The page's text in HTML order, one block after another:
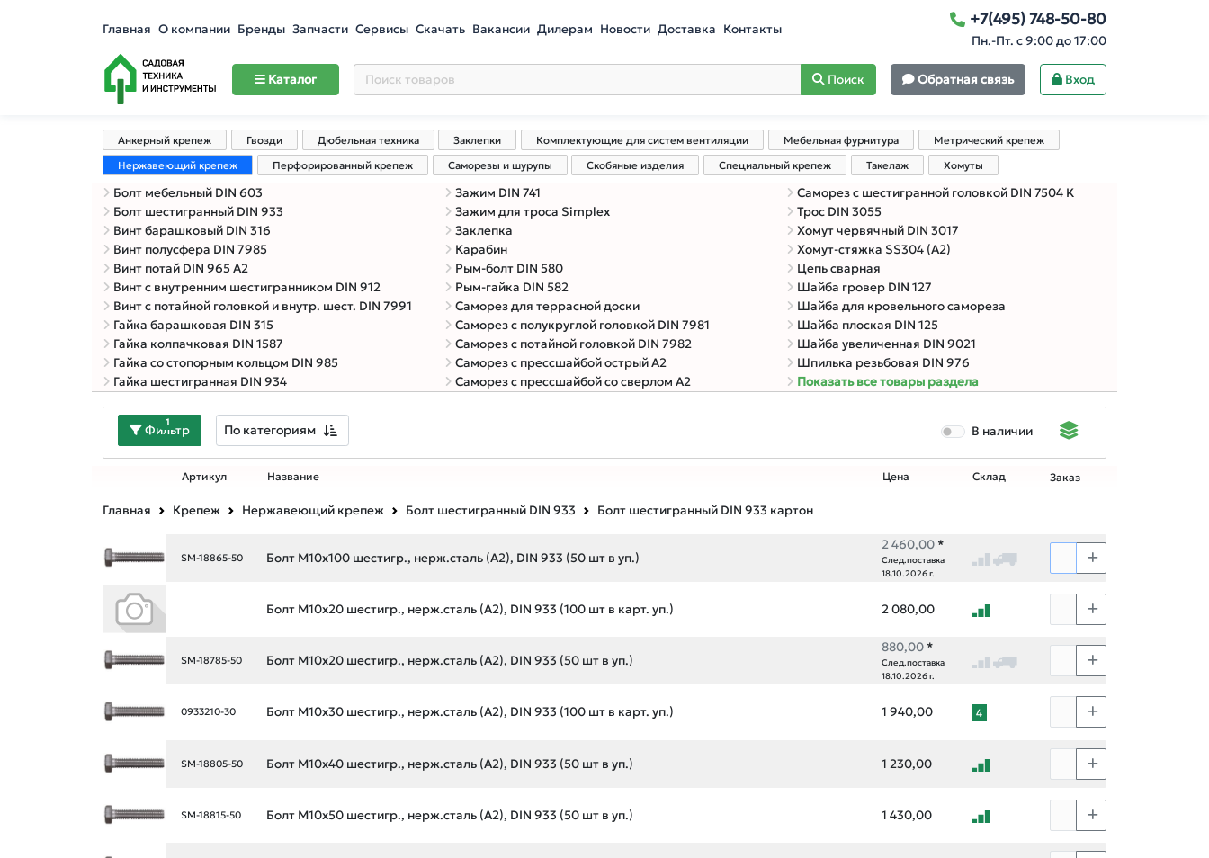
Главная О компании Бренды Запчасти Сервисы Скачать Вакансии Дилерам Новости Доставка Контакты +7(495) 748-50-80
Пн.-Пт. с 9:00 до 17:00
Каталог Поиск Обратная связь Вход
Анкерный крепеж Гвозди Дюбельная техника Заклепки Комплектующие для систем вентиляции Мебельная фурнитура
Метрический крепеж
Нержавеющий крепеж
Перфорированный крепеж Саморезы и шурупы Скобяные изделия Специальный крепеж Такелаж Хомуты
Болт мебельный DIN 603
Болт шестигранный DIN 933
Винт барашковый DIN 316
Винт полусфера DIN 7985
Винт потай DIN 965 А2
Винт с внутренним шестигранником DIN 912
Винт с потайной головкой и внутр. шест. DIN 7991
Гайка барашковая DIN 315
Гайка колпачковая DIN 1587
Гайка со стопорным кольцом DIN 985
Гайка шестигранная DIN 934
Зажим DIN 741
Зажим для троса Simplex
Заклепка
Карабин
Рым-болт DIN 580
Рым-гайка DIN 582
Саморез для террасной доски
Саморез с полукруглой головкой DIN 7981
Саморез с потайной головкой DIN 7982
Саморез с прессшайбой острый A2
Саморез с прессшайбой со сверлом A2
Саморез с шестигранной головкой DIN 7504 K
Трос DIN 3055
Хомут червячный DIN 3017
Хомут-стяжка SS304 (А2)
Цепь сварная
Шайба гровер DIN 127
Шайба для кровельного самореза
Шайба плоская DIN 125
Шайба увеличенная DIN 9021
Шпилька резьбовая DIN 976
Показать все товары раздела
Фильтр
1 По категориям В наличии
Артикул Название Цена Склад Заказ
Главная Крепеж Нержавеющий крепеж Болт шестигранный DIN 933 Болт шестигранный DIN 933 картон
SM-18865-50 Болт М10х100 шестигр., нерж.сталь (А2), DIN 933 (50 шт в уп.)
2 460,00 *
След.поставка
18.10.2026 г.
Болт М10х20 шестигр., нерж.сталь (А2), DIN 933 (100 шт в карт. уп.) 2 080,00
SM-18785-50 Болт М10х20 шестигр., нерж.сталь (А2), DIN 933 (50 шт в уп.)
880,00 *
След.поставка
18.10.2026 г.
0933210-30 Болт М10х30 шестигр., нерж.сталь (А2), DIN 933 (100 шт в карт. уп.) 1 940,00 4
SM-18805-50 Болт М10х40 шестигр., нерж.сталь (А2), DIN 933 (50 шт в уп.) 1 230,00
SM-18815-50 Болт М10х50 шестигр., нерж.сталь (А2), DIN 933 (50 шт в уп.) 1 430,00